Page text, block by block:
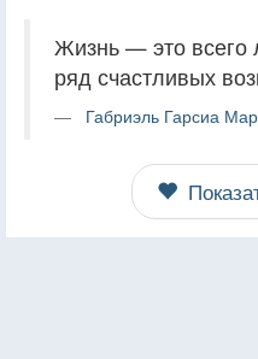
Жизнь — это всего
ряд счастливых
Габриэль Гарсиа